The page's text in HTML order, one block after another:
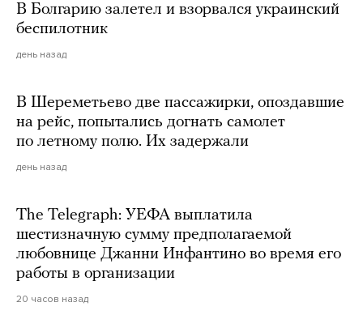
В Болгарию залетел и взорвался украинский
беспилотник
день назад
В Шереметьево две пассажирки, опоздавшие
на рейс, попытались догнать самолет
по летному полю. Их задержали
день назад
The Telegraph: УЕФА выплатила
шестизначную сумму предполагаемой
любовнице Джанни Инфантино во время его
работы в организации
20 часов назад